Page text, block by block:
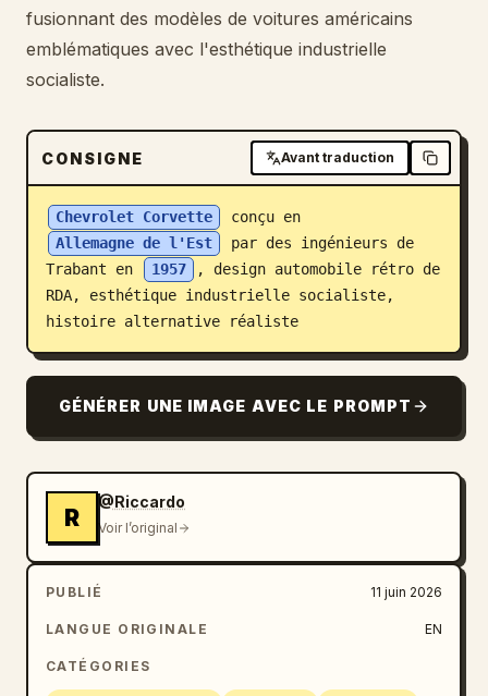
Tarifs
Télécharger
Blog
Mises à jour
fusionnant des modèles de voitures américains
emblématiques avec l'esthétique industrielle
socialiste.
CONSIGNE Avant traduction
Chevrolet Corvette
conçu en
Allemagne de l'Est
par des ingénieurs de
Trabant en
1957
, design automobile rétro de
RDA, esthétique industrielle socialiste,
histoire alternative réaliste
GÉNÉRER UNE IMAGE AVEC LE PROMPT
R
@Riccardo
Voir l’original
PUBLIÉ 11 juin 2026
LANGUE ORIGINALE EN
CATÉGORIES